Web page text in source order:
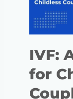
IVF:
for